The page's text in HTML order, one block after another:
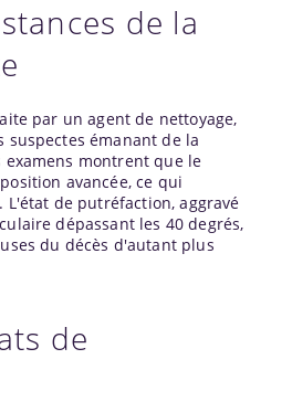
de la
par un agent de nettoyage,
suspectes émanant de la
montrent que le
avancée, ce qui
de putréfaction, aggravé
dépassant les 40 degrés,
du décès d'autant plus
de